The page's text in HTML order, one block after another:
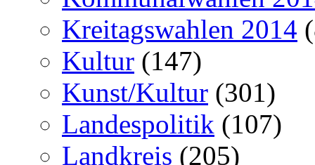
Kreitagswahlen 2014
Kultur (147)
Kunst/Kultur (301)
Landespolitik (107)
Landkreis (205)